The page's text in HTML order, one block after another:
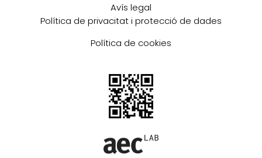
Avís legal
Política de privacitat i protecció de dades
Política de cookies